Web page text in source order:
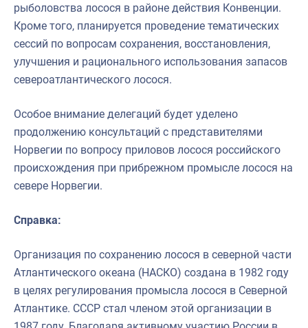
рыболовства лосося в районе действия Конвенции.
Кроме того, планируется проведение тематических
сессий по вопросам сохранения, восстановления,
улучшения и рационального использования запасов
североатлантического лосося.
Особое внимание делегаций будет уделено
продолжению консультаций с представителями
Норвегии по вопросу приловов лосося российского
происхождения при прибрежном промысле лосося на
севере Норвегии.
Справка:
Организация по сохранению лосося в северной части
Атлантического океана (НАСКО) создана в 1982 году
в целях регулирования промысла лосося в Северной
Атлантике. СССР стал членом этой организации в